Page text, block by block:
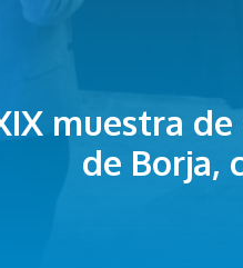
muestra
de Borja,